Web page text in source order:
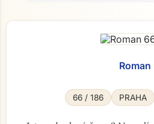
Roman
66 / 186 PRAHA